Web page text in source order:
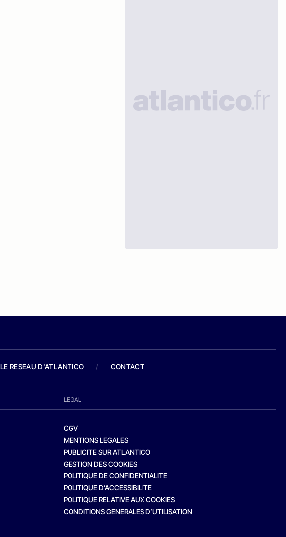
LE RESEAU D'ATLANTICO / CONTACT
LEGAL
CGV
MENTIONS LEGALES
PUBLICITE SUR ATLANTICO
GESTION DES COOKIES
POLITIQUE DE CONFIDENTIALITE
POLITIQUE D’ACCESSIBILITE
POLITIQUE RELATIVE AUX COOKIES
CONDITIONS GENERALES D’UTILISATION